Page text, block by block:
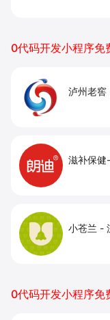
0代码开发小程序免
泸州老窖
滋补保健
小苍兰 -
0代码开发小程序免